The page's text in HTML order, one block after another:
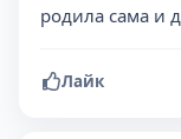
родила сама и
Лайк